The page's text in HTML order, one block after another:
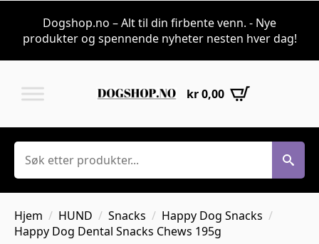
Dogshop.no – Alt til din firbente venn. - Nye
produkter og spennende nyheter nesten hver dag!
kr0,00
Søk
Hjem HUND Snacks
Happy Dog Snacks
Happy Dog Dental Snacks Chews 195g